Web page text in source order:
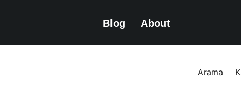
Blog About
Arama